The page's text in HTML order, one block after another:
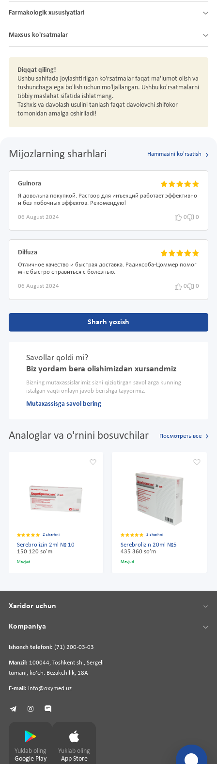
Farmakologik xususiyatlari
Maxsus ko'rsatmalar
Diqqat qiling!
Ushbu sahifada joylashtirilgan ko'rsatmalar faqat ma'lumot olish va
tushunchaga ega bo'lish uchun mo'ljallangan. Ushbu ko'rsatmalarni
tibbiy maslahat sifatida ishlatmang.
Tashxis va davolash usulini tanlash faqat davolovchi shifokor
tomonidan amalga oshiriladi!
Mijozlarning sharhlari Hammasini ko'rsatish
Gulnora
Я довольна покупкой. Раствор для инъекций работает эффективно
и без побочных эффектов. Рекомендую!
06 August 2024 0 0
Dilfuza
Отличное качество и быстрая доставка. Радиксоба-Цоммер помог
мне быстро справиться с болезнью.
06 August 2024 0 0
Sharh yozish
Savollar qoldi mi?
Biz yordam bera olishimizdan xursandmiz
Bizning mutaxassislarimiz sizni qiziqtirgan savollarga kunning
istalgan vaqti onlayn javob berishga tayyormiz.
Mutaxassisga savol bering
Analoglar va o'rnini bosuvchilar Посмотреть все
2 sharhni
Serebrolizin 2ml № 10
150 120 so'm
Mavjud
2 sharhni
Serebrolizin 20ml №5
435 360 so'm
Mavjud
Ishonch telefoni: (71) 200-03-03
Manzil: 100044, Toshkent sh., Sergeli
tumani, koʻch. Bezakchilik, 18A
E-mail: info@oxymed.uz
Xaridor uchun
Kompaniya
Yuklab oling
Google Play
Yuklab oling
App Store